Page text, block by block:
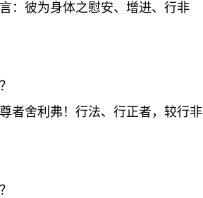
：彼为身体之慰安、增进、行非
者舍利弗！行法、行正者，较行非